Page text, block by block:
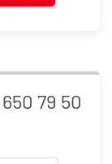
650 79 50